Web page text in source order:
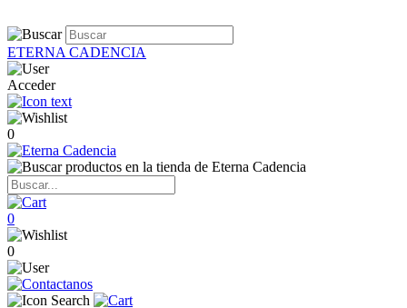
ETERNA CADENCIA
Acceder
0
0
0